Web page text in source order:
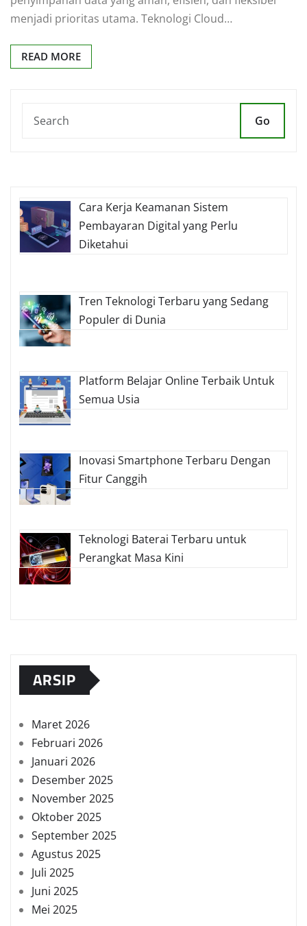
menjadi prioritas utama. Teknologi Cloud…
READ MORE
Go
Cara Kerja Keamanan Sistem
Pembayaran Digital yang Perlu
Diketahui
Tren Teknologi Terbaru yang Sedang
Populer di Dunia
Platform Belajar Online Terbaik Untuk
Semua Usia
Inovasi Smartphone Terbaru Dengan
Fitur Canggih
Teknologi Baterai Terbaru untuk
Perangkat Masa Kini
ARSIP
Maret 2026
Februari 2026
Januari 2026
Desember 2025
November 2025
Oktober 2025
September 2025
Agustus 2025
Juli 2025
Juni 2025
Mei 2025